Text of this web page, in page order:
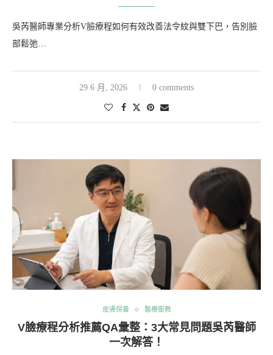
吳芮醫師專業分析V臉療程如何有效改善法令紋與雙下巴，告別臉
部鬆弛…
29 6 月, 2026 0 comments
皮膚保養 醫療衛教
V臉療程分析推薦QA彙整：3大常見問題吳芮醫師
一次解答！